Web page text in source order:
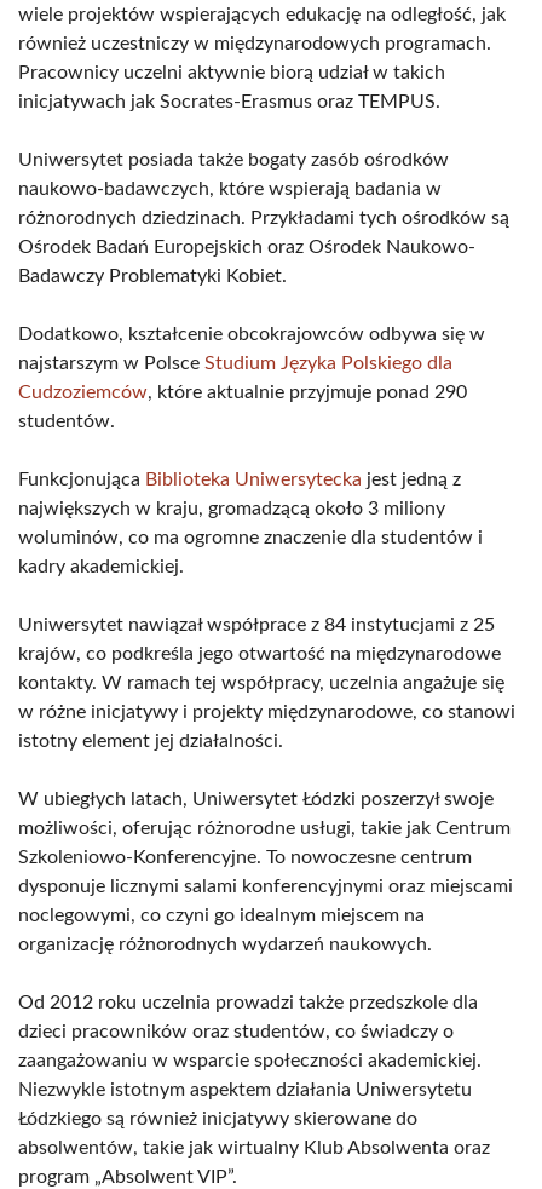
wiele projektów wspierających edukację na odległość, jak
również uczestniczy w międzynarodowych programach.
Pracownicy uczelni aktywnie biorą udział w takich
inicjatywach jak Socrates-Erasmus oraz TEMPUS.
Uniwersytet posiada także bogaty zasób ośrodków
naukowo-badawczych, które wspierają badania w
różnorodnych dziedzinach. Przykładami tych ośrodków są
Ośrodek Badań Europejskich oraz Ośrodek Naukowo-
Badawczy Problematyki Kobiet.
Dodatkowo, kształcenie obcokrajowców odbywa się w
najstarszym w Polsce Studium Języka Polskiego dla
Cudzoziemców, które aktualnie przyjmuje ponad 290
studentów.
Funkcjonująca Biblioteka Uniwersytecka jest jedną z
największych w kraju, gromadzącą około 3 miliony
woluminów, co ma ogromne znaczenie dla studentów i
kadry akademickiej.
Uniwersytet nawiązał współprace z 84 instytucjami z 25
krajów, co podkreśla jego otwartość na międzynarodowe
kontakty. W ramach tej współpracy, uczelnia angażuje się
w różne inicjatywy i projekty międzynarodowe, co stanowi
istotny element jej działalności.
W ubiegłych latach, Uniwersytet Łódzki poszerzył swoje
możliwości, oferując różnorodne usługi, takie jak Centrum
Szkoleniowo-Konferencyjne. To nowoczesne centrum
dysponuje licznymi salami konferencyjnymi oraz miejscami
noclegowymi, co czyni go idealnym miejscem na
organizację różnorodnych wydarzeń naukowych.
Od 2012 roku uczelnia prowadzi także przedszkole dla
dzieci pracowników oraz studentów, co świadczy o
zaangażowaniu w wsparcie społeczności akademickiej.
Niezwykle istotnym aspektem działania Uniwersytetu
Łódzkiego są również inicjatywy skierowane do
absolwentów, takie jak wirtualny Klub Absolwenta oraz
program „Absolwent VIP”.